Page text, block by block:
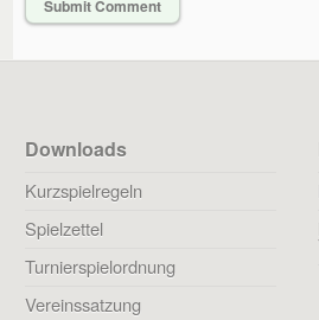
Downloads
Kurzspielregeln
Spielzettel
Turnierspielordnung
Vereinssatzung